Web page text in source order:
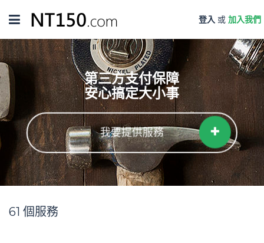
Toggle
navigation
登入 或 加入我們
第三方支付保障
安心搞定大小事
我要提供服務
61 個服務